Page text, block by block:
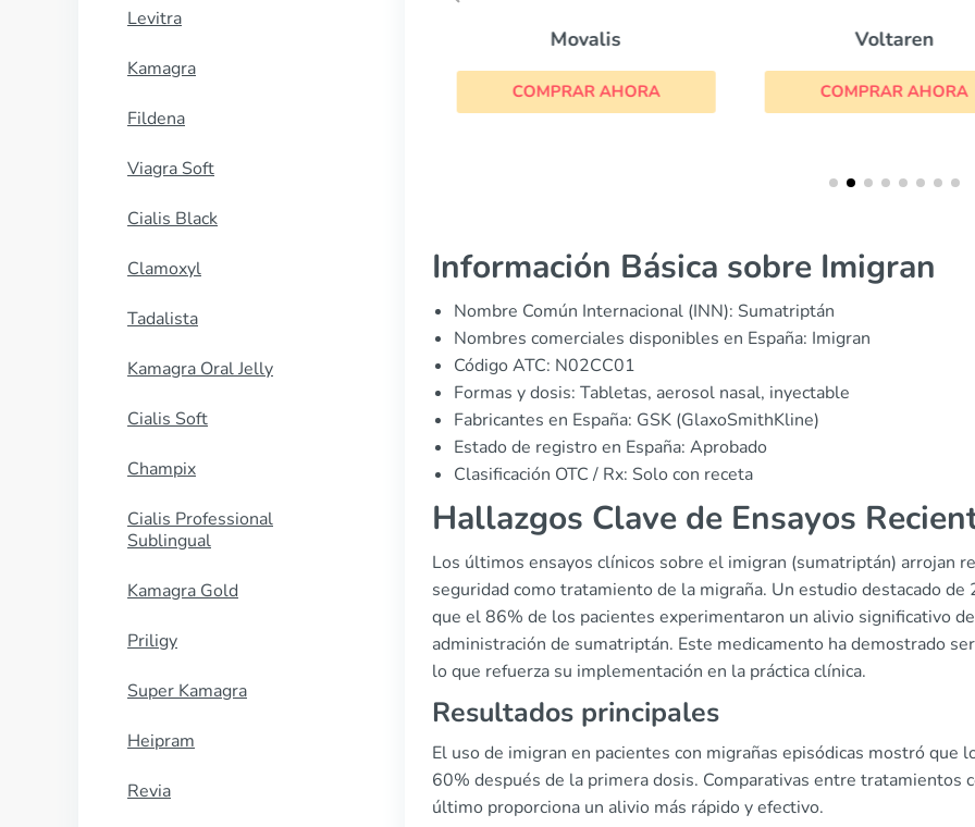
Levitra
Kamagra
Fildena
Viagra Soft
Cialis Black
Clamoxyl
Tadalista
Kamagra Oral Jelly
Cialis Soft
Champix
Cialis Professional
Sublingual
Kamagra Gold
Priligy
Super Kamagra
Heipram
Revia
Movalis
COMPRAR AHORA
Voltaren
COMPRAR AHORA
Información Básica sobre Imigran
Nombre Común Internacional (INN): Sumatriptán
Nombres comerciales disponibles en España: Imigran
Código ATC: N02CC01
Formas y dosis: Tabletas, aerosol nasal, inyectable
Fabricantes en España: GSK (GlaxoSmithKline)
Estado de registro en España: Aprobado
Clasificación OTC / Rx: Solo con receta
Hallazgos Clave de Ensayos
Los últimos ensayos clínicos sobre el imigran (sumatriptán) arrojan
seguridad como tratamiento de la migraña. Un estudio destacado
que el 86% de los pacientes experimentaron un alivio significativo
administración de sumatriptán. Este medicamento ha demostrado
lo que refuerza su implementación en la práctica clínica.
Resultados principales
El uso de imigran en pacientes con migrañas episódicas mostró
60% después de la primera dosis. Comparativas entre tratamientos
último proporciona un alivio más rápido y efectivo.